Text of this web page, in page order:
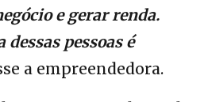
e gerar renda.
pessoas é
a empreendedora.